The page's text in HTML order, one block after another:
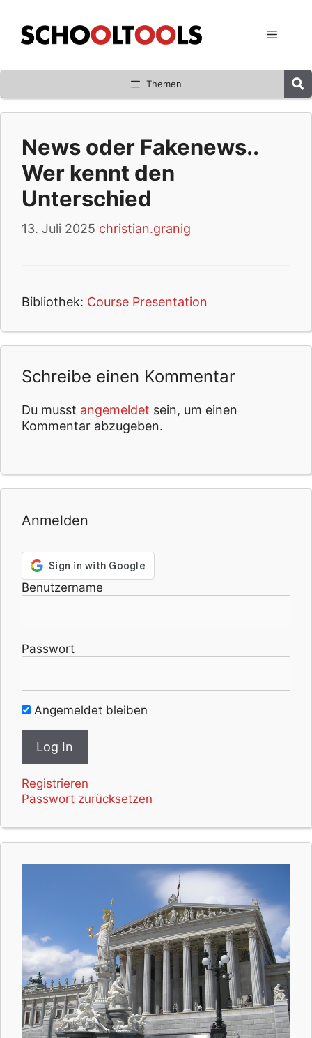
Inhalt
springen
Menü
Themen
News oder Fakenews..
Wer kennt den
Unterschied
13. Juli 2025 christian.granig
Bibliothek: Course Presentation
Schreibe einen Kommentar
Du musst angemeldet sein, um einen
Kommentar abzugeben.
Anmelden
Benutzername
Passwort
Angemeldet bleiben
Registrieren
Passwort zurücksetzen